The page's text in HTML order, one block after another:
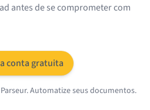
antes de se comprometer com
conta gratuita
Automatize seus documentos.